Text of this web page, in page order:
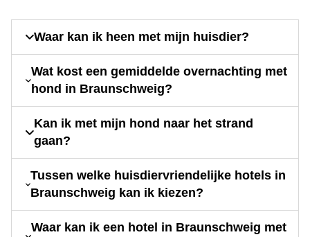
Waar kan ik heen met mijn huisdier?
Wat kost een gemiddelde overnachting met
hond in Braunschweig?
Kan ik met mijn hond naar het strand
gaan?
Tussen welke huisdiervriendelijke hotels in
Braunschweig kan ik kiezen?
Waar kan ik een hotel in Braunschweig met